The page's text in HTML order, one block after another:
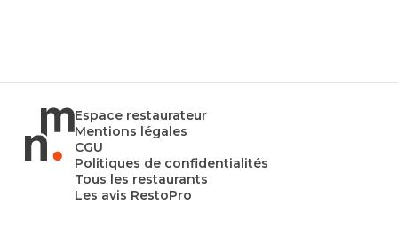
Espace restaurateur
Mentions légales
CGU
Politiques de confidentialités
Tous les restaurants
Les avis RestoPro